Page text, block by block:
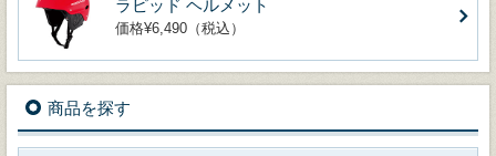
ラピッド ヘルメット
価格¥6,490（税込）
商品を探す